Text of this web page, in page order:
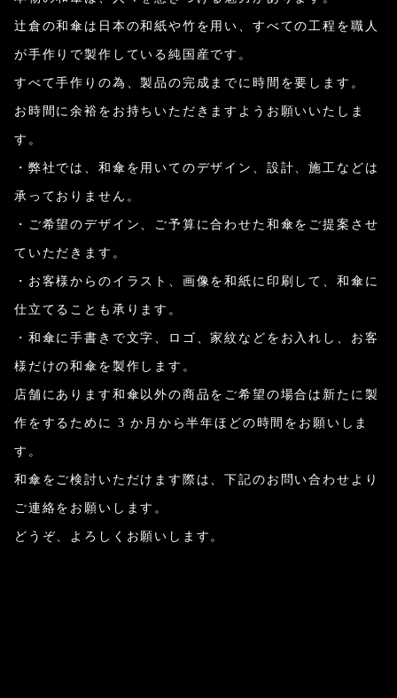
辻倉の和傘は日本の和紙や竹を用い、すべての工程を職人
が手作りで製作している純国産です。
すべて手作りの為、製品の完成までに時間を要します。
お時間に余裕をお持ちいただきますようお願いいたしま
す。
・弊社では、和傘を用いてのデザイン、設計、施工などは
承っておりません。
・ご希望のデザイン、ご予算に合わせた和傘をご提案させ
ていただきます。
・お客様からのイラスト、画像を和紙に印刷して、和傘に
仕立てることも承ります。
・和傘に手書きで文字、ロゴ、家紋などをお入れし、お客
様だけの和傘を製作します。
店舗にあります和傘以外の商品をご希望の場合は新たに製
作をするために 3 か月から半年ほどの時間をお願いしま
す。
和傘をご検討いただけます際は、下記のお問い合わせより
ご連絡をお願いします。
どうぞ、よろしくお願いします。